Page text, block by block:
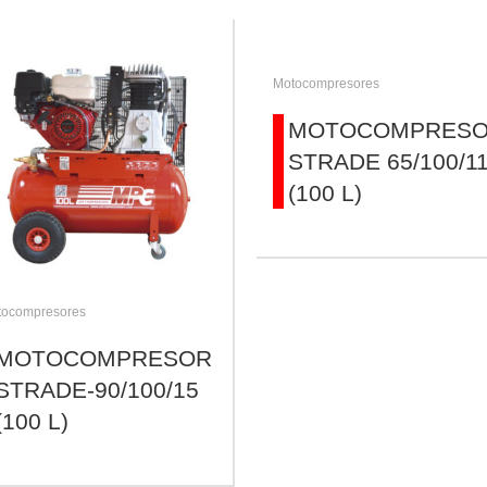
90/100/15
L)
Motocompresores
STRADE 65/100/
(100 L)